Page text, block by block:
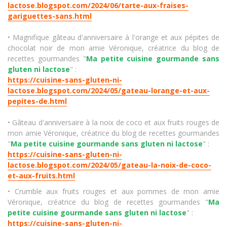
lactose.blogspot.com/2024/06/tarte-aux-fraises-
gariguettes-sans.html
• Magnifique gâteau d'anniversaire à l'orange et aux pépites de
chocolat noir de mon amie Véronique, créatrice du blog de
recettes gourmandes "Ma petite cuisine gourmande sans
gluten ni lactose" :
https://cuisine-sans-gluten-ni-
lactose.blogspot.com/2024/05/gateau-lorange-et-aux-
pepites-de.html
• Gâteau d'anniversaire à la noix de coco et aux fruits rouges de
mon amie Véronique, créatrice du blog de recettes gourmandes
"Ma petite cuisine gourmande sans gluten ni lactose" :
https://cuisine-sans-gluten-ni-
lactose.blogspot.com/2024/05/gateau-la-noix-de-coco-
et-aux-fruits.html
• Crumble aux fruits rouges et aux pommes de mon amie
Véronique, créatrice du blog de recettes gourmandes "Ma
petite cuisine gourmande sans gluten ni lactose" :
https://cuisine-sans-gluten-ni-